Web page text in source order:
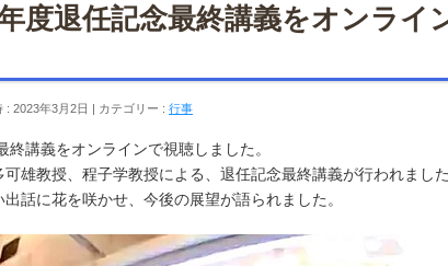
度退任記念最終講義をオンライ
: 2023年3月2日 カテゴリー : 行事
講義をオンラインで視聴しました。
雄教授、程子学教授による、退任記念最終講義が行われました
話に花を咲かせ、今後の展望が語られました。